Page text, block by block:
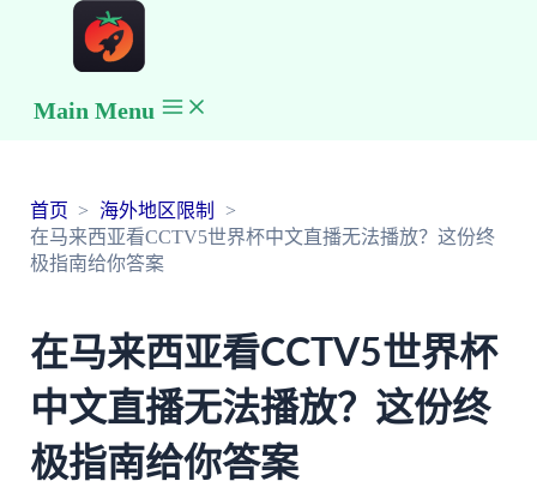
Main Menu
首页
海外地区限制
在马来西亚看CCTV5世界杯中文直播无法播放？这份终
极指南给你答案
在马来西亚看CCTV5世界杯
中文直播无法播放？这份终
极指南给你答案